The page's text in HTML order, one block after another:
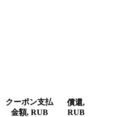
クーポン支払
金額, RUB
償還,
RUB